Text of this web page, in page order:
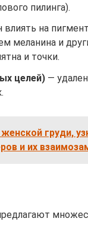
пилинга).
влиять на
меланина и
и точки.
целей) —
груди,
и их